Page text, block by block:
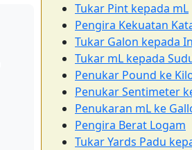
Tukar Pint kepada mL
Pengira Kekuatan
Tukar Galon kepada
Tukar mL kepada
Penukar Pound ke
Penukar Sentimeter
Penukaran mL ke
Pengira Berat Logam
Tukar Yards Padu